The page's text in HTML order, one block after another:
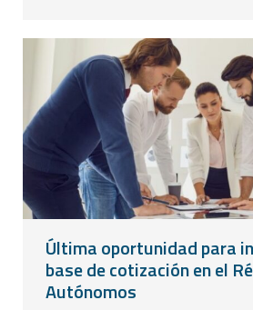
Última oportunidad para
base de cotización en el
Autónomos